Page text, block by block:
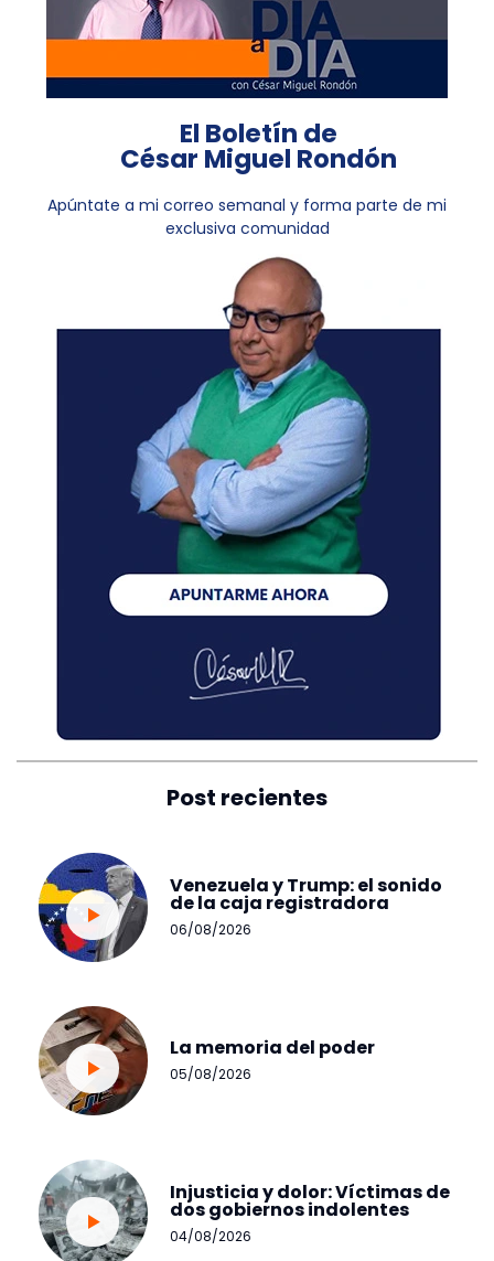
El Boletín de
César Miguel Rondón
Apúntate a mi correo semanal y forma parte de mi
exclusiva comunidad
Post recientes
Venezuela y Trump: el sonido
de la caja registradora
06/08/2026
La memoria del poder
05/08/2026
Injusticia y dolor: Víctimas de
dos gobiernos indolentes
04/08/2026